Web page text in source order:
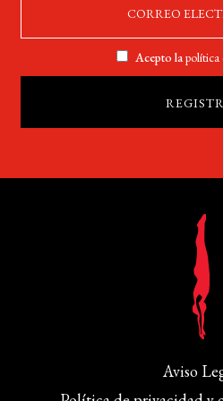
Acepto lapolítica
Aviso